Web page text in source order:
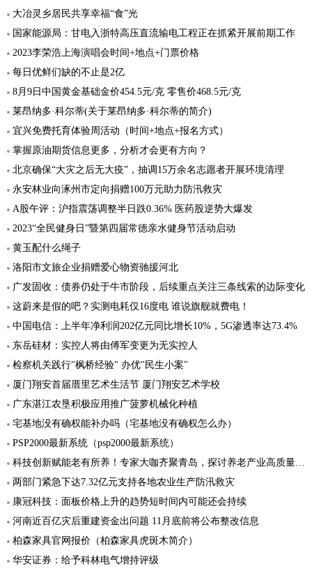
大冶灵乡居民共享幸福“食”光
国家能源局：甘电入浙特高压直流输电工程正在抓紧开展前期工作
2023李荣浩上海演唱会时间+地点+门票价格
每日优鲜们缺的不止是2亿
8月9日中国黄金基础金价454.5元/克 零售价468.5元/克
莱昂纳多·科尔蒂(关于莱昂纳多·科尔蒂的简介)
宜兴免费托育体验周活动（时间+地点+报名方式）
掌握原油期货信息更多，分析才会更有方向？
北京确保“大灾之后无大疫”，抽调15万余名志愿者开展环境清理
永安林业向涿州市定向捐赠100万元助力防汛救灾
A股午评：沪指震荡调整半日跌0.36% 医药股逆势大爆发
2023“全民健身日”暨第四届常德亲水健身节活动启动
黄玉配什么绳子
洛阳市文旅企业捐赠爱心物资驰援河北
广发固收：债券仍处于牛市阶段，后续重点关注三条线索的边际变化
这蔚来是假的吧？实测电耗仅16度电 谁说旗舰就费电！
中国电信：上半年净利润202亿元同比增长10%，5G渗透率达73.4%
东岳硅材：实控人将由傅军变更为无实控人
检察机关践行"枫桥经验" 办优"民生小案"
厦门翔安首届厝里艺术生活节 厦门翔安艺术学校
广东湛江农垦积极应用推广菠萝机械化种植
宅基地没有确权能补办吗（宅基地没有确权怎么办）
PSP2000最新系统（psp2000最新系统）
科技创新赋能老有所养！专家大咖齐聚青岛，探讨养老产业高质量发展“突破口”
两部门紧急下达7.32亿元支持各地农业生产防汛救灾
康冠科技：面板价格上升的趋势短时间内可能还会持续
河南近百亿灾后重建资金出问题 11月底前将公布整改信息
柏森家具官网报价（柏森家具虎斑木简介）
华安证券：给予科林电气增持评级